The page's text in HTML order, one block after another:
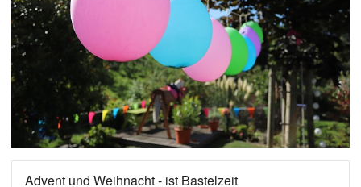
Advent und Weihnacht - ist Bastelzeit